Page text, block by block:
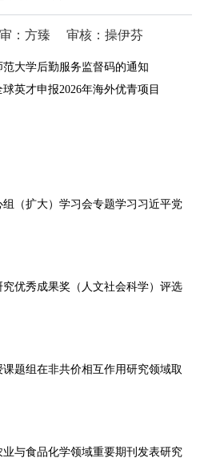
：方臻 审核：操伊芬
大学后勤服务监督码的通知
英才申报2026年海外优青项目
（扩大）学习会专题学习习近平党
优秀成果奖（人文社会科学）评选
题组在非共价相互作用研究领域取
与食品化学领域重要期刊发表研究